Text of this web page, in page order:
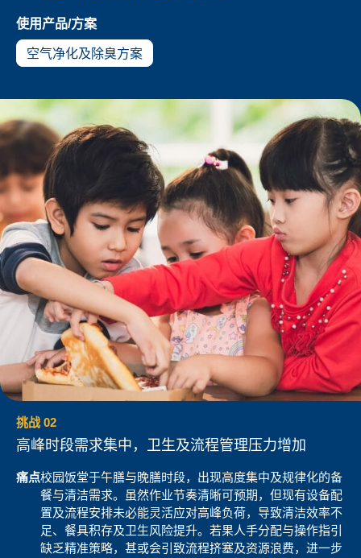
使用产品/方案
空气净化及除臭方案
挑战 02
高峰时段需求集中，卫生及流程管理压力增加
痛点校园饭堂于午膳与晚膳时段，出现高度集中及规律化的备
餐与清洁需求。虽然作业节奏清晰可预期，但现有设备配
置及流程安排未必能灵活应对高峰负荷，导致清洁效率不
足、餐具积存及卫生风险提升。若果人手分配与操作指引
缺乏精准策略，甚或会引致流程挤塞及资源浪费，进一步